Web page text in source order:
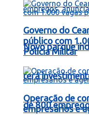
Novo parque
terá
de 800
Governo do
público com
Polícia Militar
Operação de
empresários e